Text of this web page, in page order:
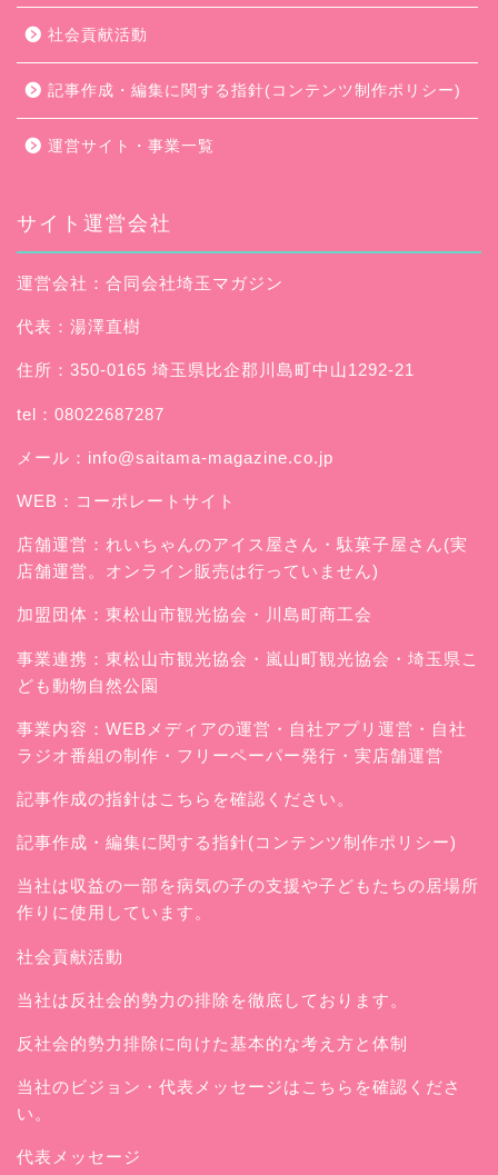
社会貢献活動
記事作成・編集に関する指針(コンテンツ制作ポリシー)
運営サイト・事業一覧
サイト運営会社
運営会社：合同会社埼玉マガジン
代表：湯澤直樹
住所：350-0165 埼玉県比企郡川島町中山1292-21
tel：08022687287
メール： info@saitama-magazine.co.jp
WEB： コーポレートサイト
店舗運営： れいちゃんのアイス屋さん ・駄菓子屋さん(実
店舗運営。オンライン販売は行っていません)
加盟団体：東松山市観光協会・川島町商工会
事業連携：東松山市観光協会・嵐山町観光協会・埼玉県こ
ども動物自然公園
事業内容：WEBメディアの運営・自社アプリ運営・自社
ラジオ番組の制作・フリーペーパー発行・実店舗運営
記事作成の指針はこちらを確認ください。
記事作成・編集に関する指針(コンテンツ制作ポリシー)
当社は収益の一部を病気の子の支援や子どもたちの居場所
作りに使用しています。
社会貢献活動
当社は反社会的勢力の排除を徹底しております。
反社会的勢力排除に向けた基本的な考え方と体制
当社のビジョン・代表メッセージはこちらを確認くださ
い。
代表メッセージ